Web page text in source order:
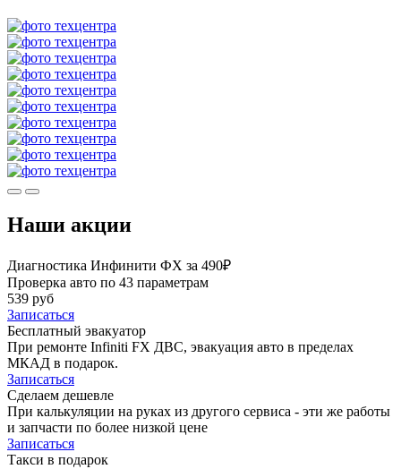
Наши акции
Диагностика Инфинити ФХ за 490₽
Проверка авто по 43 параметрам
539 руб
Записаться
Бесплатный эвакуатор
При ремонте Infiniti FX ДВС, эвакуация авто в пределах
МКАД в подарок.
Записаться
Сделаем дешевле
При калькуляции на руках из другого сервиса - эти же работы
и запчасти по более низкой цене
Записаться
Такси в подарок